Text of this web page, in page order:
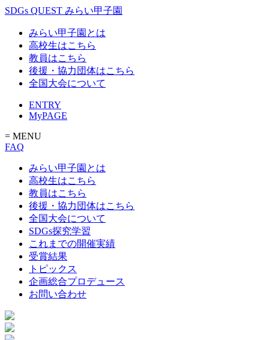
SDGs QUEST みらい甲子園
みらい甲子園とは
高校生はこちら
教員はこちら
後援・協力団体はこちら
全国大会について
ENTRY
MyPAGE
= MENU
FAQ
みらい甲子園とは
高校生はこちら
教員はこちら
後援・協力団体はこちら
全国大会について
SDGs探究学習
これまでの開催実績
受賞結果
トピックス
企画総合プロデュース
お問い合わせ